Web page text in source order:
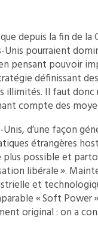
depuis la fin de la
pourraient
pensant pouvoir
définissant
illimités. Il faut donc
compte des
d’une façon
étrangères
possible et
libérale ».
et
« Soft Power
original : on a